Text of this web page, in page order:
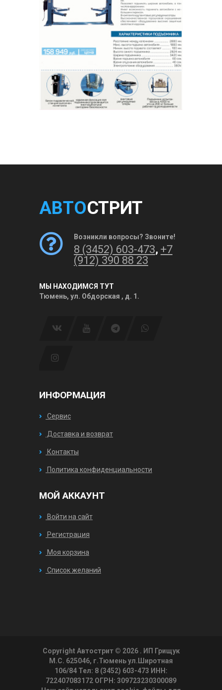
АВТОСТРИТ
Возникли вопросы? Звоните!
8 (3452) 603-473, +7
(912) 390 88 23
МЫ НАХОДИМСЯ ТУТ
Тюмень, ул. Обдорская , д. 1.
ИНФОРМАЦИЯ
Сервис
Доставка и возврат
Контакты
Политика конфиденциальности
МОЙ АККАУНТ
Войти на сайт
Регистрация
Моя корзина
Список желаний
Copyright Автострит © 2026 . ИП Грищук
М.С. 625046, г.Тюмень ул.Широтная
106/84 Тел: 8 (3452) 603-473 ИНН:
722407083172 ОГРН: 309723230300089